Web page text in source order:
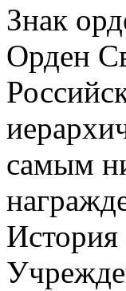
Знак
Орден
самым
История